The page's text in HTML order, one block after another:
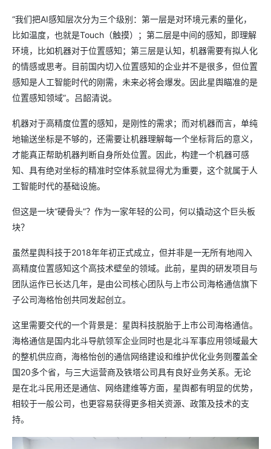
“我们把AI感知层次分为三个级别：第一层是对环境元素的量化，
比如温度，也就是Touch（触摸）；第二层是中间的感知，即理解
环境，比如机器对于位置感知；第三层是认知，机器需要有拟人化
的情感或思考。目前国内切入位置感知的企业并不是很多，但位置
感知是人工智能时代的刚需，未来必将会爆发。因此星舆瞄准的是
位置感知领域”。吕韶清说。
机器对于高精度位置的感知，是刚性的需求；而对机器而言，单纯
地输送坐标是不够的，还需要让机器理解每一个坐标背后的意义，
才能真正帮助机器判断自身所处位置。因此，构建一个机器可感
知、具有绝对坐标的精准时空体系就显得尤为重要，这个就属于人
工智能时代的基础设施。
但这是一块“硬骨头”？作为一家年轻的公司，何以撬动这个巨头板
块？
虽然星舆科技于2018年年初正式成立，但并非是一无所有地闯入
高精度位置感知这个高技术壁垒的领域。此前，星舆的研发项目与
团队运作已长达几年，是由公司核心团队与上市公司海格通信旗下
子公司海格怡创共同发起创立。
这里需要交代的一个背景是：星舆科技脱胎于上市公司海格通信。
海格通信是国内北斗导航领军企业同时也是北斗军事应用领域最大
的整机供应商，海格怡创的通信网络建设和维护优化业务则覆盖全
国20多个省，与三大运营商及铁塔公司具有良好业务关系。无论
是在北斗民用还是通信、网络建维等方面，星舆都有明显的优势，
相较于一般公司，也更容易获得更多相关资源、政策及技术的支
持。